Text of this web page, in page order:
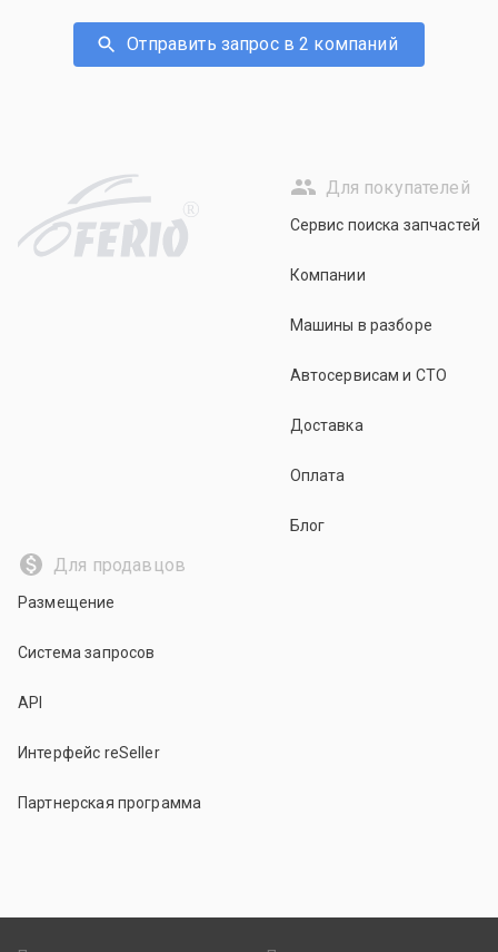
Отправить запрос в 2 компаний
R
Для покупателей
Сервис поиска запчастей
Компании
Машины в разборе
Автосервисам и СТО
Доставка
Оплата
Блог
Для продавцов
Размещение
Система запросов
API
Интерфейс reSeller
Партнерская программа